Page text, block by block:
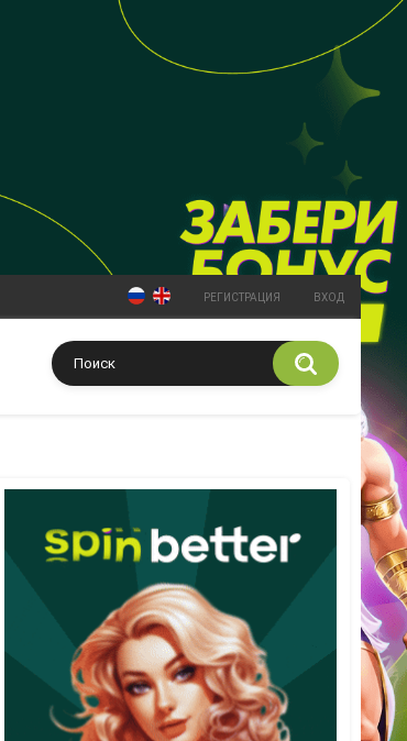
РЕГИСТРАЦИЯ ВХОД